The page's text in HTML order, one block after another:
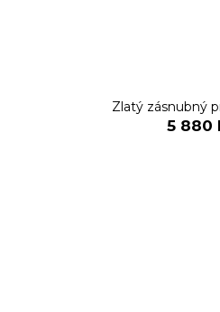
Zlatý zásnubný
5 880